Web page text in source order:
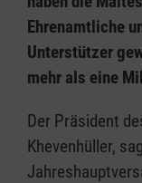
Ehrenamtliche
Unterstützer
mehr als eine
Der Präsident
Khevenhüller,